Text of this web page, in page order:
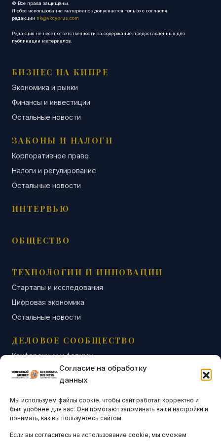
Согласие на обработку
данных
Мы используем файлы cookie, чтобы сайт работал корректно и
был удобнее для вас. Они помогают запоминать ваши настройки и
понимать, как вы пользуетесь сайтом.
Если вы согласитесь на использование cookie, мы сможем
© Все права защищены.
Любое использование материалов допускается только с согласия
редакции nk@vkcyprus.com
Редакция не несет ответственности за содержание предоставленных для
публикации материалов.
БИЗНЕС НА КИПРЕ
Экономика и рынки
Финансы и инвестиции
Остальные новости
ЗАКОНЫ И НАЛОГИ
Корпоративное право
Налоги и регулирование
Остальные новости
ИНТЕРВЬЮ
ОБЩЕСТВО
ТЕХНОЛОГИИ И ИННОВАЦИИ
Стартапы и исследования
Цифровая экономика
Остальные новости
ДЕЛОВОЕ СООБЩЕСТВО
Конференции и форумы
Бизнес-клубы и ассоциации
Остальные новости
АНАЛИТИКА И СТАТИСТИКА